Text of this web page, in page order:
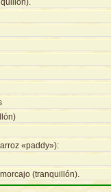
«paddy»):
(tranquillón).